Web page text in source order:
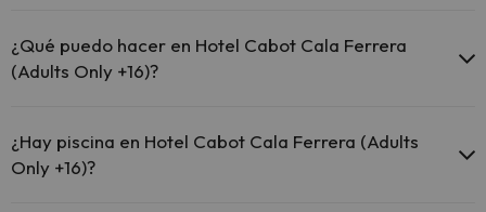
¿Qué puedo hacer en Hotel Cabot Cala Ferrera
(Adults Only +16)?
siguientes actividades (algunas pueden ser de pago).
Masajista
¿Hay piscina en Hotel Cabot Cala Ferrera (Adults
Only +16)?